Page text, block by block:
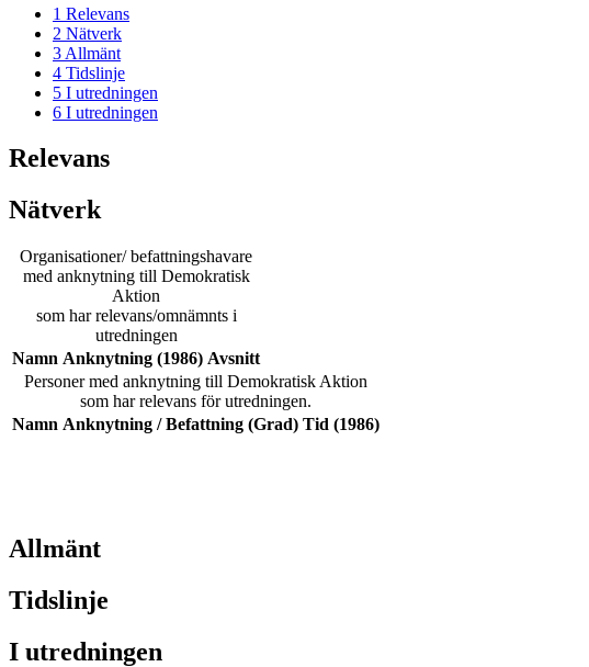
1 Relevans
2 Nätverk
3 Allmänt
4 Tidslinje
5 I utredningen
6 I utredningen
Relevans
Nätverk
Organisationer/ befattningshavare
med anknytning till Demokratisk
Aktion
som har relevans/omnämnts i
utredningen
Namn Anknytning (1986) Avsnitt
Personer med anknytning till Demokratisk Aktion
som har relevans för utredningen.
Namn Anknytning / Befattning (Grad) Tid (1986)
Allmänt
Tidslinje
I utredningen